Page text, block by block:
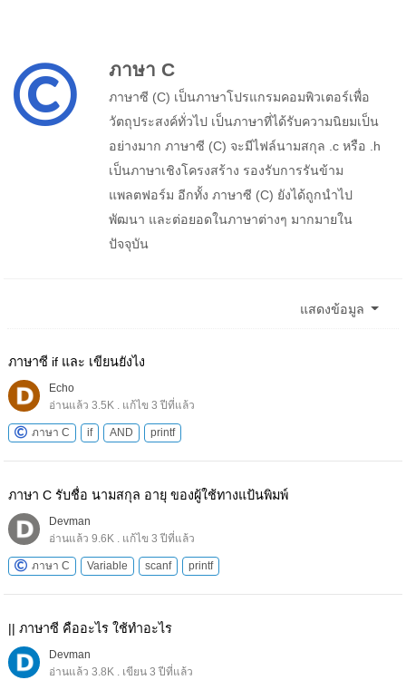
ภาษา C
ภาษาซี (C) เป็นภาษาโปรแกรมคอมพิวเตอร์เพื่อ
วัตถุประสงค์ทั่วไป เป็นภาษาที่ได้รับความนิยมเป็น
อย่างมาก ภาษาซี (C) จะมีไฟล์นามสกุล .c หรือ .h
เป็นภาษาเชิงโครงสร้าง รองรับการรันข้าม
แพลตฟอร์ม อีกทั้ง ภาษาซี (C) ยังได้ถูกนำไป
พัฒนา และต่อยอดในภาษาต่างๆ มากมายใน
ปัจจุบัน
แสดงข้อมูล
ภาษาซี if และ เขียนยังไง
Echo
อ่านแล้ว 3.5K . แก้ไข 3 ปีที่แล้ว
ภาษา C if AND printf
ภาษา C รับชื่อ นามสกุล อายุ ของผู้ใช้ทางแป้นพิมพ์
Devman
อ่านแล้ว 9.6K . แก้ไข 3 ปีที่แล้ว
ภาษา C Variable scanf printf
|| ภาษาซี คืออะไร ใช้ทำอะไร
Devman
อ่านแล้ว 3.8K . เขียน 3 ปีที่แล้ว